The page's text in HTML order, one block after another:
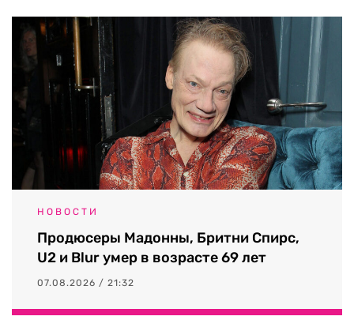
НОВОСТИ
Продюсеры Мадонны, Бритни Спирс,
U2 и Blur умер в возрасте 69 лет
07.08.2026 / 21:32